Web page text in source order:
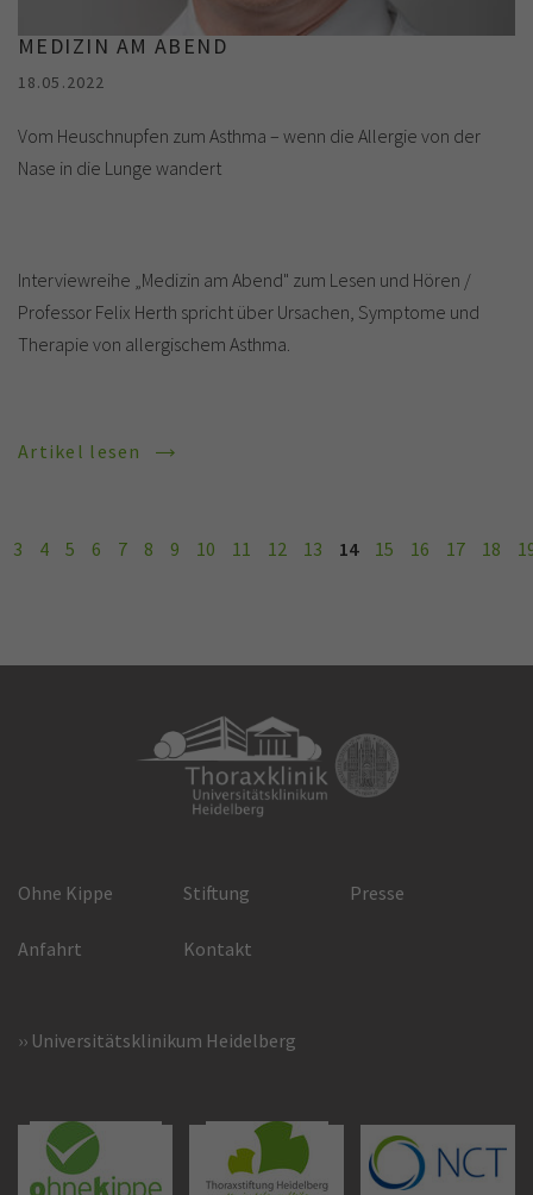
MEDIZIN AM ABEND
18.05.2022
Vom Heuschnupfen zum Asthma – wenn die Allergie von der
Nase in die Lunge wandert
Interviewreihe „Medizin am Abend" zum Lesen und Hören /
Professor Felix Herth spricht über Ursachen, Symptome und
Therapie von allergischem Asthma.
Artikel lesen
3 4 5 6 7 8 9 10 11 12 13 14 15 16 17 18
Ohne Kippe Stiftung Presse
Anfahrt Kontakt
Universitätsklinikum Heidelberg